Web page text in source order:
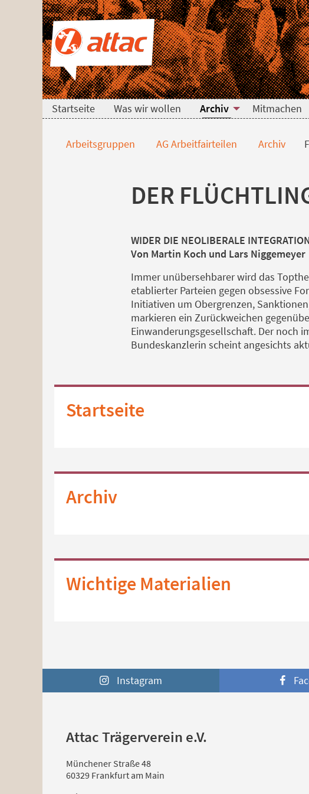
Direkt zum Hauptinhalt springen
Direkt zur Haupt-Navigation springen
Direkt zur Service-Navigation springen
Direkt zur Footer-Navigation springen
Direkt zum Footerinhalt springen
Flucht und Migration
Startseite Was wir wollen Archiv Mitmachen
Arbeitsgruppen AG Arbeitfairteilen Archiv
DER
WIDER DIE NEOLIBERALE
Von Martin Koch und Lars Niggemeyer
Immer unübersehbarer wird das
etablierter Parteien gegen obsessive
Initiativen um Obergrenzen,
markieren ein Zurückweichen
Einwanderungsgesellschaft. Der noch
Bundeskanzlerin scheint angesichts
Startseite
Archiv
Wichtige Materialien
Instagram
Attac Trägerverein e.V.
Münchener Straße 48
60329 Frankfurt am Main